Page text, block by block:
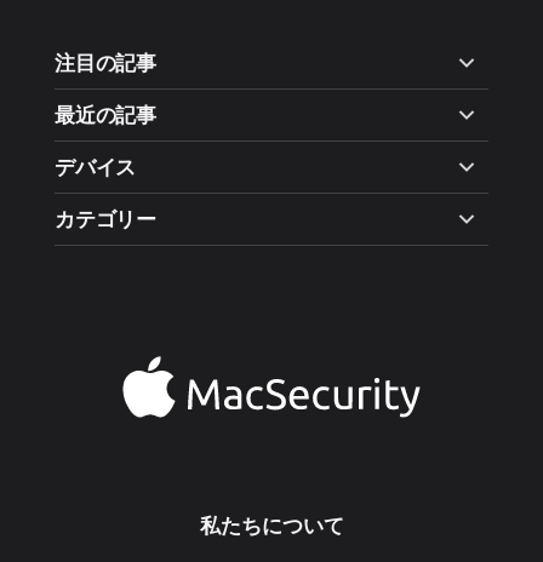
注目の記事
最近の記事
デバイス
カテゴリー
私たちについて